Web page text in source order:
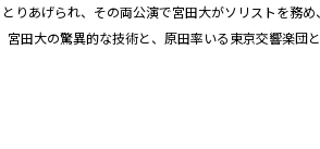
りあげられ、その両公演で宮田大がソリストを務
宮田大の驚異的な技術と、原田率いる東京交響楽団